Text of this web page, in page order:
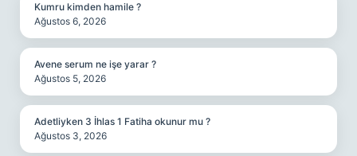
Kumru kimden hamile ?
Ağustos 6, 2026
Avene serum ne işe yarar ?
Ağustos 5, 2026
Adetliyken 3 İhlas 1 Fatiha okunur mu ?
Ağustos 3, 2026